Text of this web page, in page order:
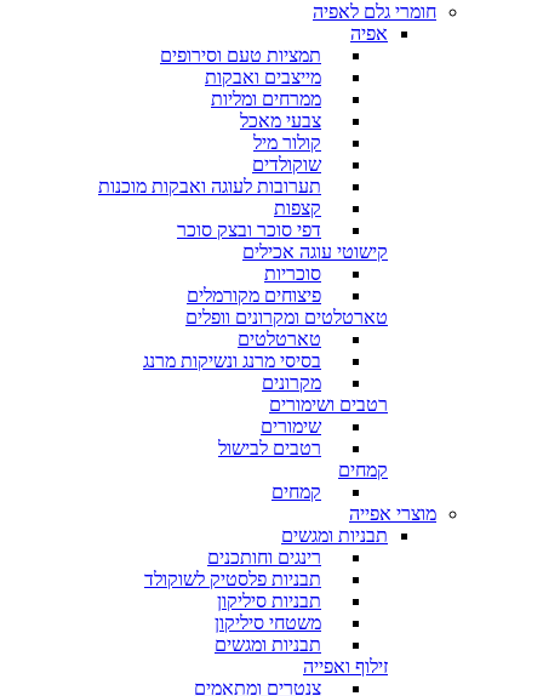
חומרי גלם לאפיה
אפיה
תמציות טעם וסירופים
מייצבים ואבקות
ממרחים ומליות
צבעי מאכל
קולור מיל
שוקולדים
תערובות לעוגה ואבקות מוכנות
קצפות
דפי סוכר ובצק סוכר
קישוטי עוגה אכילים
סוכריות
פיצוחים מקורמלים
טארטלטים ומקרונים וופלים
טארטלטים
בסיסי מרנג ונשיקות מרנג
מקרונים
רטבים ושימורים
שימורים
רטבים לבישול
קמחים
קמחים
מוצרי אפייה
תבניות ומגשים
רינגים וחותכנים
תבניות פלסטיק לשוקולד
תבניות סיליקון
משטחי סיליקון
תבניות ומגשים
זילוף ואפייה
צנטרים ומתאמים